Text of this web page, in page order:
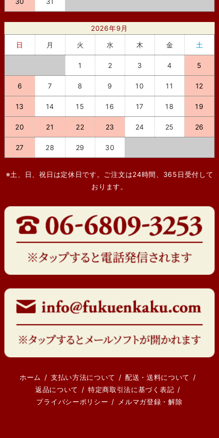
2026年9月
日
月 火 水 木 金 土
1 2 3 4 5
6 7 8 9 10 11 12
13 14 15 16 17 18 19
20 21 22 23 24 25 26
27 28 29 30
※土、日、祝日は定休日です。ご注文は24時間、365日受付して
おります。
ホーム 支払い方法について
配送・送料について
返品について
特定商取引法に基づく表記
プライバシーポリシー
メルマガ登録・解除